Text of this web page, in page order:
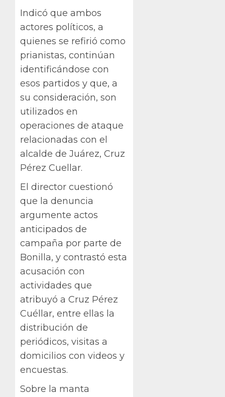
Indicó que ambos
actores políticos, a
quienes se refirió como
prianistas, continúan
identificándose con
esos partidos y que, a
su consideración, son
utilizados en
operaciones de ataque
relacionadas con el
alcalde de Juárez, Cruz
Pérez Cuellar.
El director cuestionó
que la denuncia
argumente actos
anticipados de
campaña por parte de
Bonilla, y contrastó esta
acusación con
actividades que
atribuyó a Cruz Pérez
Cuéllar, entre ellas la
distribución de
periódicos, visitas a
domicilios con videos y
encuestas.
Sobre la manta